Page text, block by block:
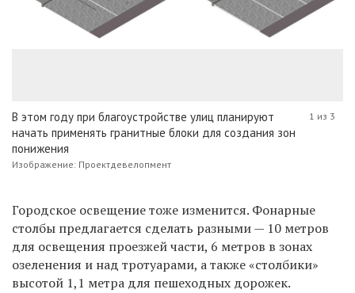
В этом году при благоустройстве улиц планируют
начать применять гранитные блоки для создания зон
понижения
Изображение: Проектдевелопмент
1 из 3
Городское освещение тоже изменится. Фонарные
столбы предлагается сделать разными — 10 метров
для освещения проезжей части, 6 метров в зонах
озеленения и над тротуарами, а также «столбики»
высотой 1,1 метра для пешеходных дорожек.